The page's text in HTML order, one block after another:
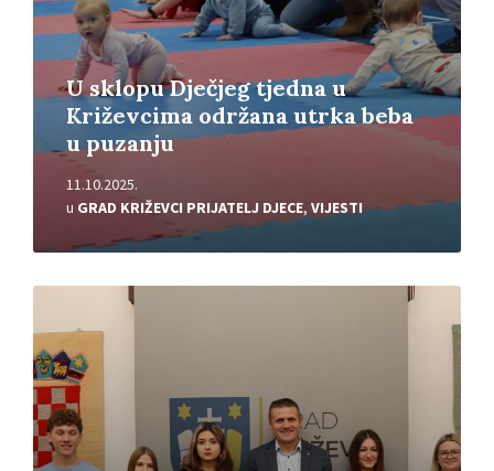
U sklopu Dječjeg tjedna u
Križevcima održana utrka beba
u puzanju
11.10.2025.
u GRAD KRIŽEVCI PRIJATELJ DJECE, VIJESTI
Pročitajte